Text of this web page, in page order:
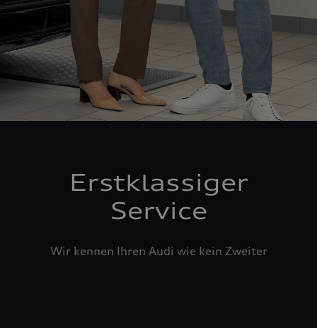
Erstklassiger
Service
Wir kennen Ihren Audi wie kein Zweiter